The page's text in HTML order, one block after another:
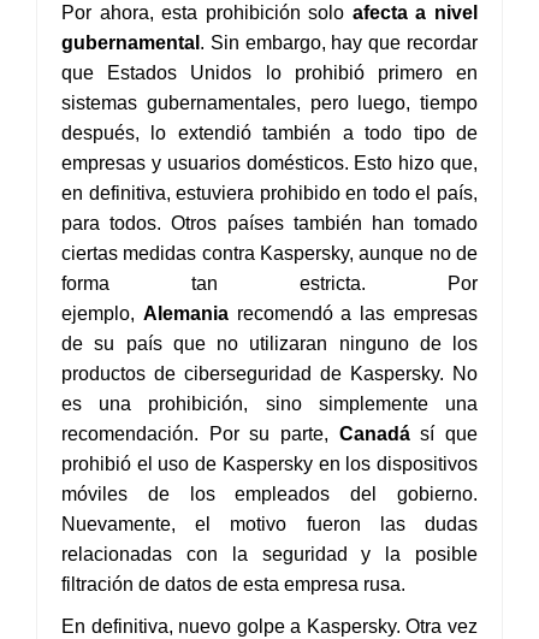
Por ahora, esta prohibición solo afecta a nivel
gubernamental . Sin embargo, hay que recordar
que Estados Unidos lo prohibió primero en
sistemas gubernamentales, pero luego, tiempo
después, lo extendió también a todo tipo de
empresas y usuarios domésticos. Esto hizo que,
en definitiva, estuviera prohibido en todo el país,
para todos. Otros países también han tomado
ciertas medidas contra Kaspersky, aunque no de
forma tan estricta. Por
ejemplo, Alemaniarecomendó a las empresas
de su país que no utilizaran ninguno de los
productos de ciberseguridad de Kaspersky. No
es una prohibición, sino simplemente una
recomendación. Por su parte, Canadásí que
prohibió el uso de Kaspersky en los dispositivos
móviles de los empleados del gobierno.
Nuevamente, el motivo fueron las dudas
relacionadas con la seguridad y la posible
filtración de datos de esta empresa rusa.
En definitiva, nuevo golpe a Kaspersky. Otra vez